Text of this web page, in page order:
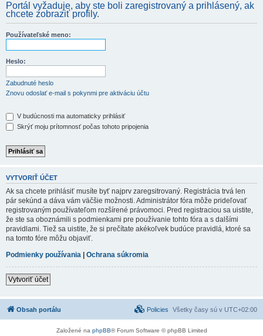
d
Portál vyžaduje, aby ste boli zaregistrovaný a prihlásený, ak
chcete zobraziť profily.
Používateľské meno:
Heslo:
Zabudnuté heslo
Znovu odoslať e-mail s pokynmi pre aktiváciu účtu
V budúcnosti ma automaticky prihlásiť
Skrýť moju prítomnosť počas tohoto pripojenia
VYTVORIŤ ÚČET
Ak sa chcete prihlásiť musíte byť najprv zaregsitrovaný. Registrácia trvá len
pár sekúnd a dáva vám väčšie možnosti. Administrátor fóra môže prideľovať
registrovaným používateľom rozšírené právomoci. Pred registraciou sa uistite,
že ste sa oboznámili s podmienkami pre používanie tohto fóra a s dalšími
pravidlami. Tiež sa uistite, že si prečítate akékoľvek budúce pravidlá, ktoré sa
na tomto fóre môžu objaviť.
Podmienky používania | Ochrana súkromia
Vytvoriť účet
Obsah portálu Všetky časy sú v UTC+02:00
Policies
Založené na phpBB® Forum Software © phpBB Limited